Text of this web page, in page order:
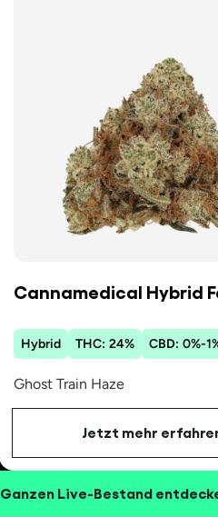
Cannamedical Hybrid
Hybrid THC: 24% CBD: 0%-1
Ghost Train Haze
Jetzt mehr
Ganzen Live-Bestand